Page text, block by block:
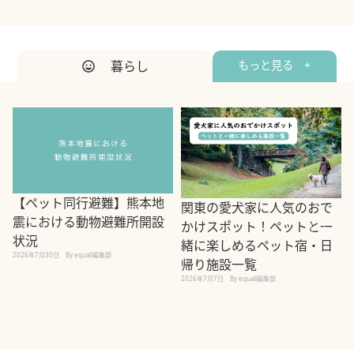
暮らし もっと見る +
【ペット同行避難】熊本地
震における動物避難所開設
状況
2026年7月30日 By equall編集部
関東の愛犬家に人気のおで
かけスポット！ペットと一
緒に楽しめるペット宿・日
帰り施設一覧
2026年7月7日 By equall編集部